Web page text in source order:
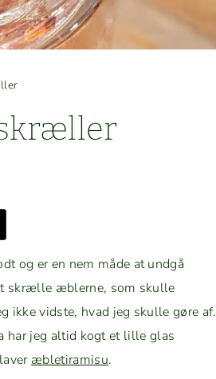
og er en nem måde at undgå
skrælle æblerne, som skulle
ikke vid­ste, hvad jeg skulle gøre af.
har jeg altid kogt et lille glas
æble­ti­ramisu.